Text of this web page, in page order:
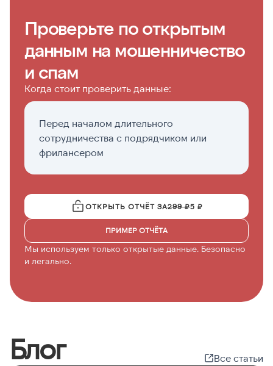
Проверьте по открытым
данным на мошенничество
и спам
Когда стоит проверить данные:
Перед началом длительного
сотрудничества с подрядчиком или
фрилансером
ОТКРЫТЬ ОТЧЁТ ЗА299 ₽5 ₽
ПРИМЕР ОТЧЁТА
Мы используем только открытые данные. Безопасно
и легально.
Блог Все статьи